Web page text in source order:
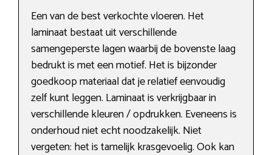
Een van de best verkochte vloeren. Het
laminaat bestaat uit verschillende
samengeperste lagen waarbij de bovenste laag
bedrukt is met een motief. Het is bijzonder
goedkoop materiaal dat je relatief eenvoudig
zelf kunt leggen. Laminaat is verkrijgbaar in
verschillende kleuren / opdrukken. Eveneens is
onderhoud niet echt noodzakelijk. Niet
vergeten: het is tamelijk krasgevoelig. Ook kan